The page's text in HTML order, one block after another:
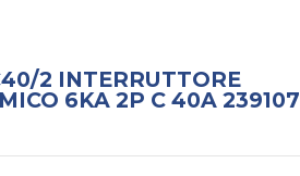
2 INTERRUTTORE
6KA 2P C 40A 239107